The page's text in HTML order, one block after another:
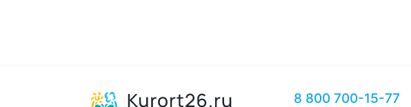
8 800 700-15-77